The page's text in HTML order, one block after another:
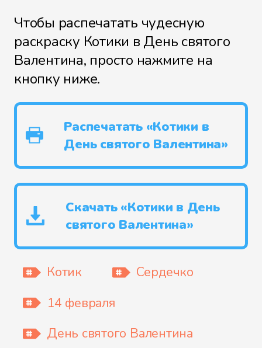
Чтобы распечатать чудесную
раскраску Котики в День святого
Валентина, просто нажмите на
кнопку ниже.
Распечатать «Котики в
День святого Валентина»
Скачать «Котики в День
святого Валентина»
Котик
Сердечко
14 февраля
День святого Валентина